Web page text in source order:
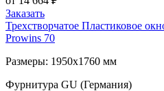
Заказать
Трехстворчатое Пластиковое
Prowins 70
Размеры: 1950x1760 мм
Фурнитура GU (Германия)